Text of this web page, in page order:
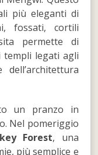
più eleganti di
fossati, cortili
permette di
legati agli
un pranzo in
Nel pomeriggio
Forest, una
più semplice e